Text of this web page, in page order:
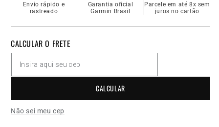
Envio rápido e
rastreado
Garantia oficial
Garmin Brasil
Parcele em até 8x sem
juros no cartão
CALCULAR O FRETE
CALCULAR
Não sei meu cep